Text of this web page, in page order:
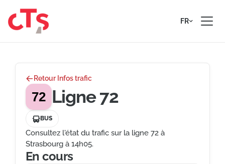
FR
Retour Infos trafic
72 Ligne 72
BUS
Consultez l'état du trafic sur la ligne 72 à
Strasbourg à 14h05.
En cours